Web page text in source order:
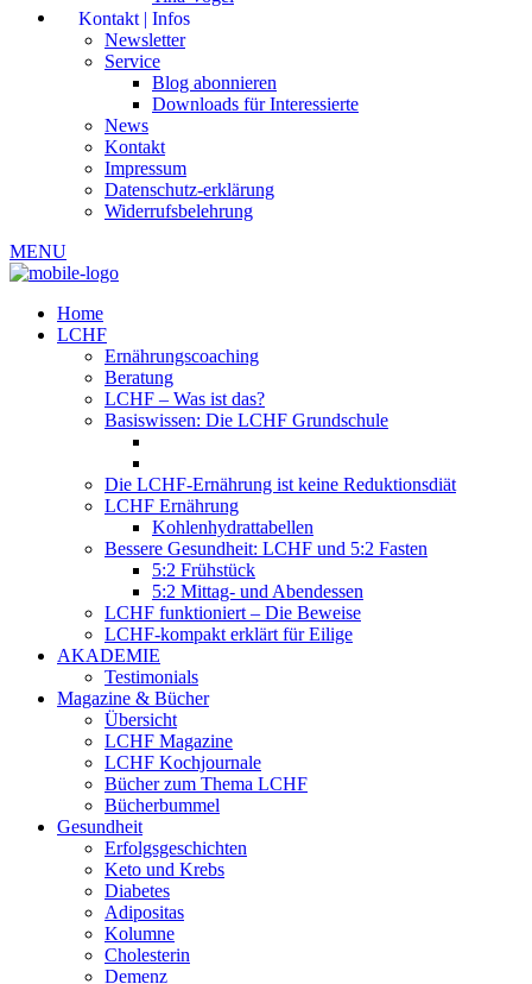
Kontakt | Infos
Newsletter
Service
Blog abonnieren
Downloads für Interessierte
News
Kontakt
Impressum
Datenschutz-erklärung
Widerrufsbelehrung
MENU
Home
LCHF
Ernährungscoaching
Beratung
LCHF – Was ist das?
Basiswissen: Die LCHF Grundschule
Die LCHF-Ernährung ist keine Reduktionsdiät
LCHF Ernährung
Kohlenhydrattabellen
Bessere Gesundheit: LCHF und 5:2 Fasten
5:2 Frühstück
5:2 Mittag- und Abendessen
LCHF funktioniert – Die Beweise
LCHF-kompakt erklärt für Eilige
AKADEMIE
Testimonials
Magazine & Bücher
Übersicht
LCHF Magazine
LCHF Kochjournale
Bücher zum Thema LCHF
Bücherbummel
Gesundheit
Erfolgsgeschichten
Keto und Krebs
Diabetes
Adipositas
Kolumne
Cholesterin
Demenz